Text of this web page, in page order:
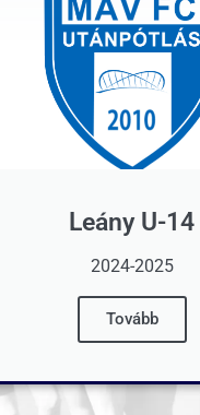
Leány U-14
2024-2025
Tovább